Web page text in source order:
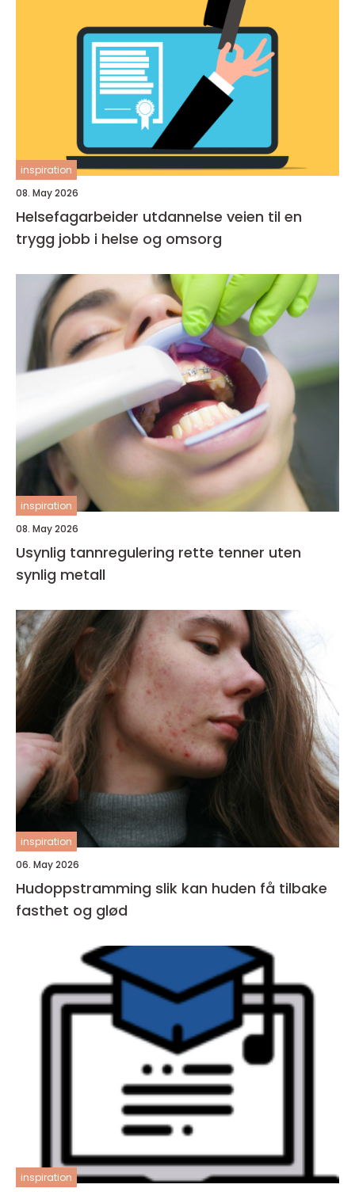
inspiration
08. May 2026
Helsefagarbeider utdannelse veien til en
trygg jobb i helse og omsorg
inspiration
08. May 2026
Usynlig tannregulering rette tenner uten
synlig metall
inspiration
06. May 2026
Hudoppstramming slik kan huden få tilbake
fasthet og glød
inspiration